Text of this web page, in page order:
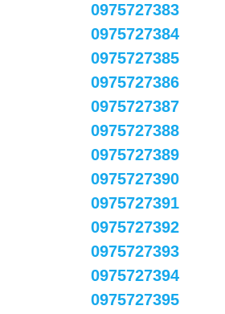
0975727383
0975727384
0975727385
0975727386
0975727387
0975727388
0975727389
0975727390
0975727391
0975727392
0975727393
0975727394
0975727395